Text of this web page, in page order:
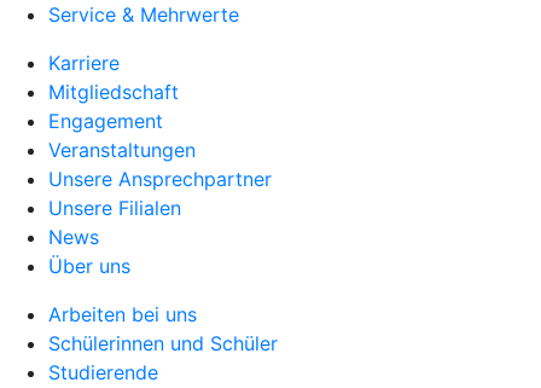
Service & Mehrwerte
Karriere
Mitgliedschaft
Engagement
Veranstaltungen
Unsere Ansprechpartner
Unsere Filialen
News
Über uns
Arbeiten bei uns
Schülerinnen und Schüler
Studierende